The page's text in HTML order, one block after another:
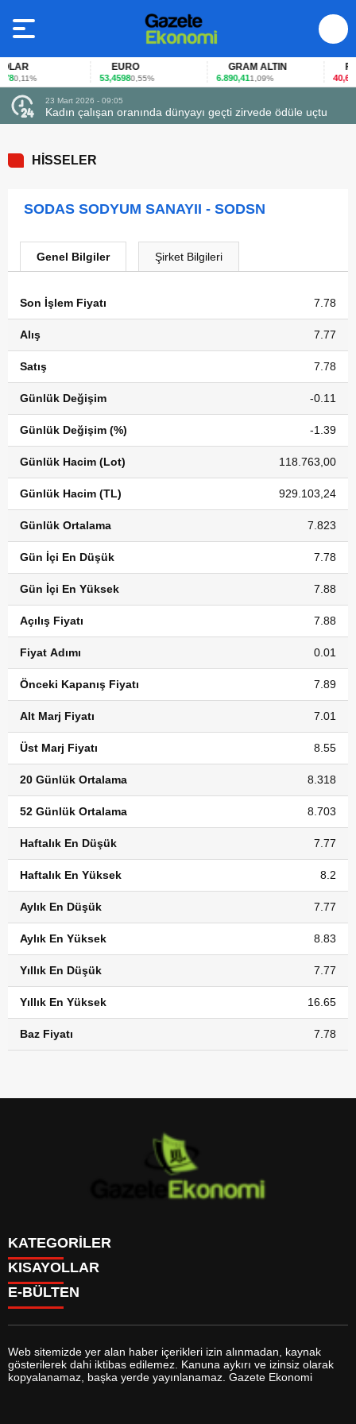
0,11%
EURO
53,45980,55%
GRAM ALTIN
6.890,411,09%
FAİZ
40,65-
23 Mart 2026 - 09:05
Kadın çalışan oranında dünyayı geçti zirvede ödüle uçtu
HİSSELER
SODAS SODYUM SANAYII - SODSN
Genel Bilgiler Şirket Bilgileri
Son İşlem Fiyatı 7.78
Alış 7.77
Satış 7.78
Günlük Değişim -0.11
Günlük Değişim (%) -1.39
Günlük Hacim (Lot) 118.763,00
Günlük Hacim (TL) 929.103,24
Günlük Ortalama 7.823
Gün İçi En Düşük 7.78
Gün İçi En Yüksek 7.88
Açılış Fiyatı 7.88
Fiyat Adımı 0.01
Önceki Kapanış Fiyatı 7.89
Alt Marj Fiyatı 7.01
Üst Marj Fiyatı 8.55
20 Günlük Ortalama 8.318
52 Günlük Ortalama 8.703
Haftalık En Düşük 7.77
Haftalık En Yüksek 8.2
Aylık En Düşük 7.77
Aylık En Yüksek 8.83
Yıllık En Düşük 7.77
Yıllık En Yüksek 16.65
Baz Fiyatı 7.78
KATEGORİLER
GÜNDEM
DÜNYA
SİYASET
MAGAZİN
SAĞLIK
EĞİTİM
YAŞAM
KISAYOLLAR
BURÇLAR
FİKSTÜR
FİRMA EKLE
FİRMA REHBERİ
E-BÜLTEN
gazeteekonomi.com e-bültenine abone olarak, tarafınıza haber,
Web sitemizde yer alan haber içerikleri izin alınmadan, kaynak
gösterilerek dahi iktibas edilemez. Kanuna aykırı ve izinsiz olarak
kopyalanamaz, başka yerde yayınlanamaz. Gazete Ekonomi